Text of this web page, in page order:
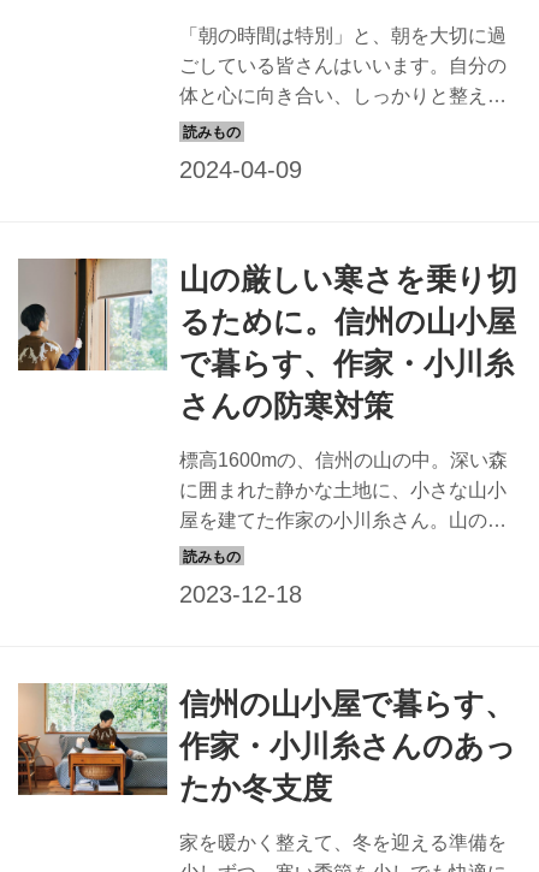
「朝の時間は特別」と、朝を大切に過
ごしている皆さんはいいます。自分の
体と心に向き合い、しっかりと整え
て、新しい気持ちで一日をスタートす
載）
山の厳しい寒さを乗り切
るために。信州の山小屋
で暮らす、作家・小川糸
さんの防寒対策
標高1600mの、信州の山の中。深い森
に囲まれた静かな土地に、小さな山小
屋を建てた作家の小川糸さん。山の厳
しい寒さを乗り切るために、小屋の中
らし』掲載）
信州の山小屋で暮らす、
作家・小川糸さんのあっ
たか冬支度
家を暖かく整えて、冬を迎える準備を